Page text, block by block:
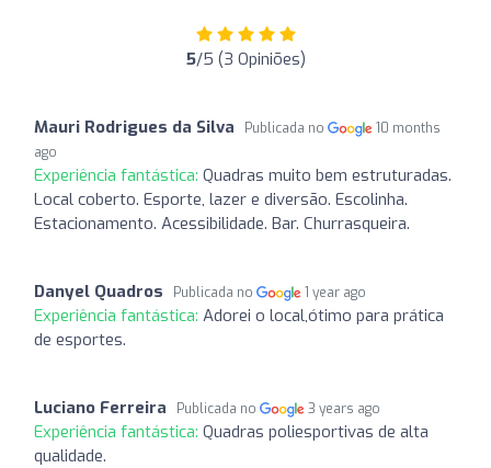
5/5 (3 Opiniões)
Mauri Rodrigues da Silva Publicada no
10 months
ago
Experiência fantástica: Quadras muito bem estruturadas.
Local coberto. Esporte, lazer e diversão. Escolinha.
Estacionamento. Acessibilidade. Bar. Churrasqueira.
Danyel Quadros Publicada no 1 year ago
Experiência fantástica: Adorei o local,ótimo para prática
de esportes.
Luciano Ferreira Publicada no 3 years ago
Experiência fantástica: Quadras poliesportivas de alta
qualidade.